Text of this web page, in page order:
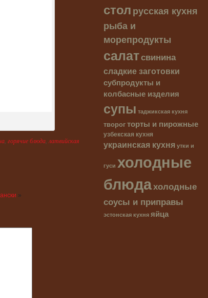
горячие блюда латвийская
»
столрусская кухня
рыба и
морепродукты
салатсвинина
сладкие заготовки
субпродукты и
колбасные изделия
супы таджикская кухня
творогторты и пирожные
узбекская кухня
украинская кухня утки и
гуси холодные
блюдахолодные
соусы и приправы
эстонская кухня яйца